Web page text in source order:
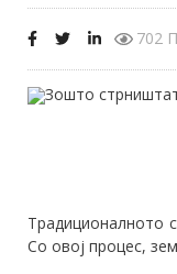
702
Традиционалното
Со овој процес,